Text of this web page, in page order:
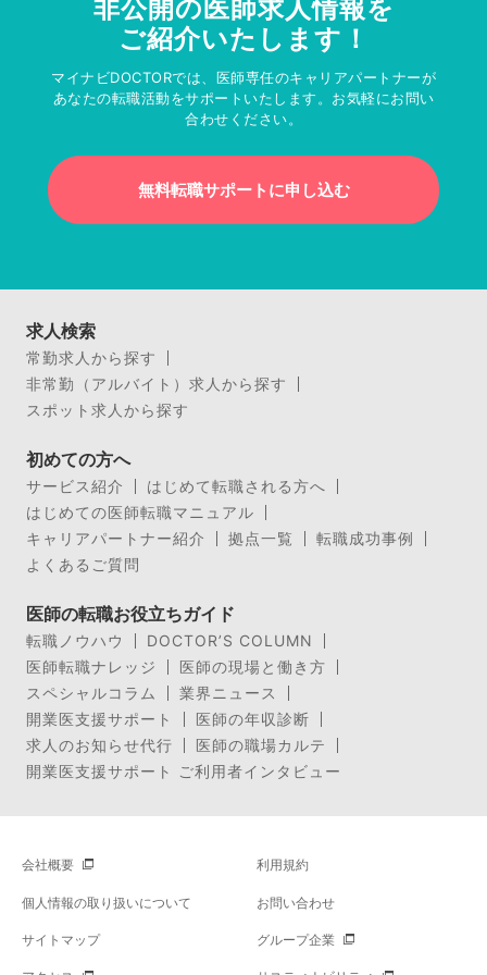
非公開の医師求人情報を
ご紹介いたします！
マイナビDOCTORでは、医師専任のキャリアパートナーが
あなたの転職活動をサポートいたします。お気軽にお問い
合わせください。
無料転職サポートに申し込む
求人検索
常勤求人から探す
非常勤（アルバイト）求人から探す
スポット求人から探す
初めての方へ
サービス紹介
はじめて転職される方へ
はじめての医師転職マニュアル
キャリアパートナー紹介
拠点一覧
転職成功事例
よくあるご質問
医師の転職お役立ちガイド
転職ノウハウ
DOCTOR’S COLUMN
医師転職ナレッジ
医師の現場と働き方
スペシャルコラム
業界ニュース
開業医支援サポート
医師の年収診断
求人のお知らせ代行
医師の職場カルテ
開業医支援サポート ご利用者インタビュー
会社概要 利用規約
個人情報の取り扱いについて お問い合わせ
サイトマップ グループ企業